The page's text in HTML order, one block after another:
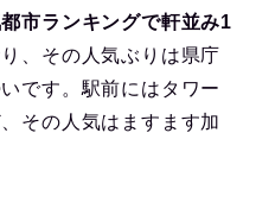
市ランキングで軒並み1
、その人気ぶりは県庁
です。駅前にはタワー
その人気はますます加